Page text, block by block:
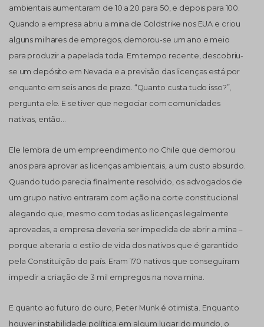
ambientais aumentaram de 10 a 20 para 50, e depois para 100.
Quando a empresa abriu a mina de Goldstrike nos EUA e criou
alguns milhares de empregos, demorou-se um ano e meio
para produzir a papelada toda. Em tempo recente, descobriu-
se um depósito em Nevada e a previsão das licenças está por
enquanto em seis anos de prazo. “Quanto custa tudo isso?”,
pergunta ele. E se tiver que negociar com comunidades
nativas, então…
Ele lembra de um empreendimento no Chile que demorou
anos para aprovar as licenças ambientais, a um custo absurdo.
Quando tudo parecia finalmente resolvido, os advogados de
um grupo nativo entraram com ação na corte constitucional
alegando que, mesmo com todas as licenças legalmente
aprovadas, a empresa deveria ser impedida de abrir a mina –
porque alteraria o estilo de vida dos nativos que é garantido
pela Constituição do país. Eram 170 nativos que conseguiram
impedir a criação de 3 mil empregos na nova mina.
E quanto ao futuro do ouro, Peter Munk é otimista. Enquanto
houver instabilidade política em algum lugar do mundo, o